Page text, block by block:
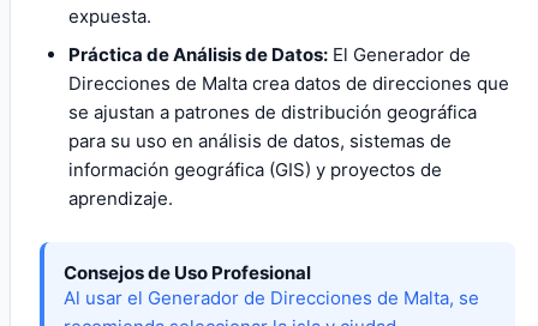
expuesta.
Práctica de Análisis de Datos: El Generador de
Direcciones de Malta crea datos de direcciones que
se ajustan a patrones de distribución geográfica
para su uso en análisis de datos, sistemas de
información geográfica (GIS) y proyectos de
aprendizaje.
Consejos de Uso Profesional
Al usar el Generador de Direcciones de Malta, se